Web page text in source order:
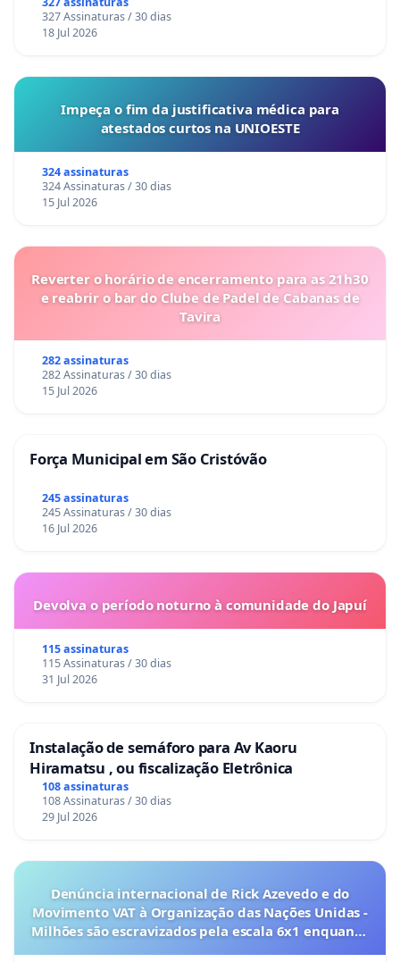
327 Assinaturas / 30 dias
18 Jul 2026
Impeça o fim da justificativa médica para
atestados curtos na UNIOESTE
324 assinaturas
324 Assinaturas / 30 dias
15 Jul 2026
Reverter o horário de encerramento para as 21h30
e reabrir o bar do Clube de Padel de Cabanas de
Tavira
282 assinaturas
282 Assinaturas / 30 dias
15 Jul 2026
Força Municipal em São Cristóvão
245 assinaturas
245 Assinaturas / 30 dias
16 Jul 2026
Devolva o período noturno à comunidade do Japuí
115 assinaturas
115 Assinaturas / 30 dias
31 Jul 2026
Instalação de semáforo para Av Kaoru
Hiramatsu , ou fiscalização Eletrônica
108 assinaturas
108 Assinaturas / 30 dias
29 Jul 2026
Denúncia internacional de Rick Azevedo e do
Movimento VAT à Organização das Nações Unidas -
Milhões são escravizados pela escala 6x1 enquanto